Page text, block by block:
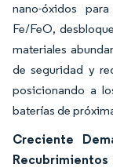
nano-óxidos
Fe/FeO,
materiales
de seguridad y
posicionando a
baterías de
Creciente
Recubrimientos